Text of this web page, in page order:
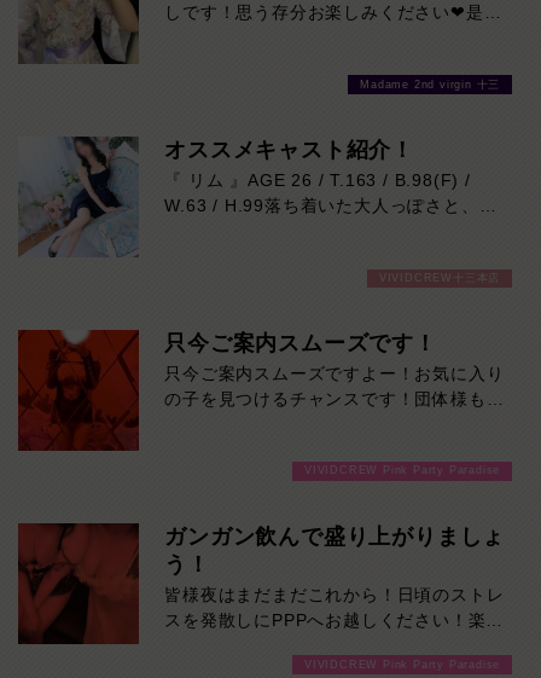
しです！思う存分お楽しみください❤是非
Madame 2nd virgin 十三
オススメキャスト紹介！
『 リム 』AGE 26 / T.163 / B.98(F) /
W.63 / H.99落ち着いた大人っぽさと、自
に、話し始めると笑顔が柔らかくて居心地
ふとした瞬間に見せる色気とのギャップも
魅力で、「また会いたい」が増えていくタ
イプです。是非一度ご堪能ください！本日
の出勤…09:00～23:00
VIVIDCREW十三本店
只今ご案内スムーズです！
只今ご案内スムーズですよー！お気に入り
の子を見つけるチャンスです！団体様も大
VIVIDCREW Pink Party Paradise
ガンガン飲んで盛り上がりましょ
う！
皆様夜はまだまだこれから！日頃のストレ
スを発散しにPPPへお越しください！楽し
VIVIDCREW Pink Party Paradise